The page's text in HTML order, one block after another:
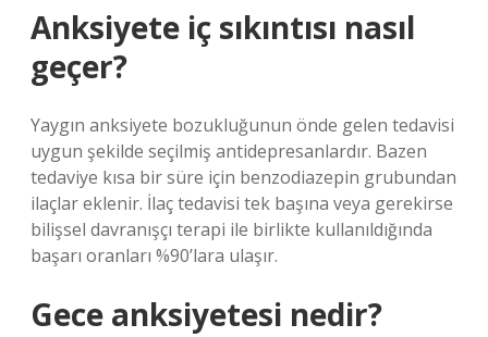
Anksiyete iç sıkıntısı nasıl
geçer?
Yaygın anksiyete bozukluğunun önde gelen tedavisi
uygun şekilde seçilmiş antidepresanlardır. Bazen
tedaviye kısa bir süre için benzodiazepin grubundan
ilaçlar eklenir. İlaç tedavisi tek başına veya gerekirse
bilişsel davranışçı terapi ile birlikte kullanıldığında
başarı oranları %90’lara ulaşır.
Gece anksiyetesi nedir?